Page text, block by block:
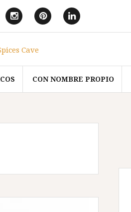
Elemento
del
Elemento
del
Elemento
del
CON NOMBRE PROPIO